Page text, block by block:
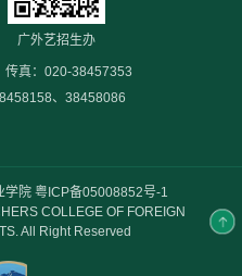
广外艺招生办
真：020-38457353
、38458086
学院 粤ICP备05008852号-1
COLLEGE OF FOREIGN
All Right Reserved